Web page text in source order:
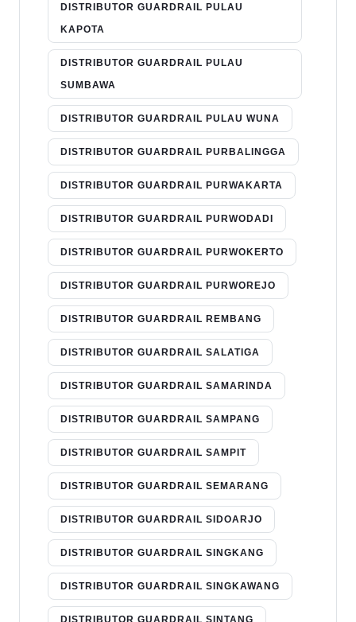
DISTRIBUTOR GUARDRAIL PULAU
KAPOTA
DISTRIBUTOR GUARDRAIL PULAU
SUMBAWA
DISTRIBUTOR GUARDRAIL PULAU WUNA
DISTRIBUTOR GUARDRAIL PURBALINGGA
DISTRIBUTOR GUARDRAIL PURWAKARTA
DISTRIBUTOR GUARDRAIL PURWODADI
DISTRIBUTOR GUARDRAIL PURWOKERTO
DISTRIBUTOR GUARDRAIL PURWOREJO
DISTRIBUTOR GUARDRAIL REMBANG
DISTRIBUTOR GUARDRAIL SALATIGA
DISTRIBUTOR GUARDRAIL SAMARINDA
DISTRIBUTOR GUARDRAIL SAMPANG
DISTRIBUTOR GUARDRAIL SAMPIT
DISTRIBUTOR GUARDRAIL SEMARANG
DISTRIBUTOR GUARDRAIL SIDOARJO
DISTRIBUTOR GUARDRAIL SINGKANG
DISTRIBUTOR GUARDRAIL SINGKAWANG
DISTRIBUTOR GUARDRAIL SINTANG